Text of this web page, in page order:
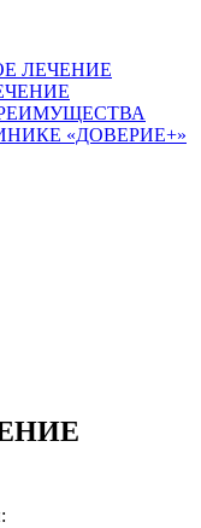
ЛЕЧЕНИЕ
«ДОВЕРИЕ+»